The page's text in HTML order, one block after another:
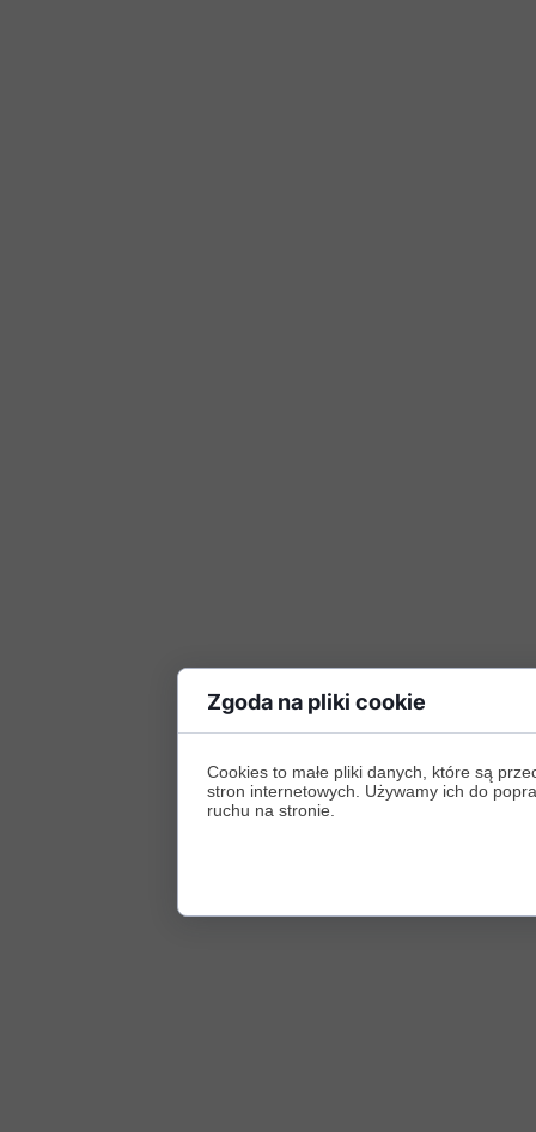
Zgoda na pliki cookie
Cookies to małe pliki danych, które są
stron internetowych. Używamy ich do
ruchu na stronie.